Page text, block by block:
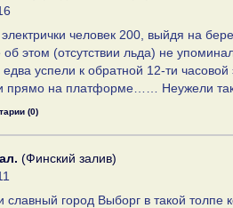
электрички человек 200, выйдя на
об этом (отсутствии льда) не
успели к обратной 12-ти
прямо на платформе…… Неужели
(0)
(Финский залив)
славный город Выборг в такой толпе